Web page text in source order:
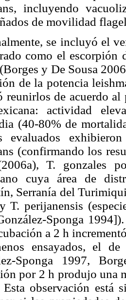
incluyendo
de movilidad
se incluyó el
como el escorpión
y De Sousa
de la potencia
reunirlos de acuerdo al
actividad
(40-80% de
evaluados
(confirmando los
T. gonzales
cuya área de
Serranía del
T. perijanensis
Sponga
a 2 h
ensayados, el
Sponga 1997,
por 2 h produjo una
observación está